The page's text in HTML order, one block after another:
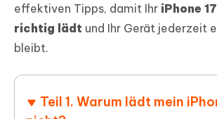
effektiven Tipps, damit Ihr iPhone
richtig lädt und Ihr Gerät jederzeit
bleibt.
Teil 1. Warum lädt mein